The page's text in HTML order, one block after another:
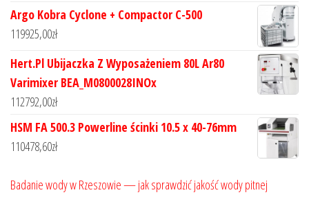
Argo Kobra Cyclone + Compactor C-500
119925,00zł
Hert.Pl Ubijaczka Z Wyposażeniem 80L Ar80
Varimixer BEA_M0800028INOx
112792,00zł
HSM FA 500.3 Powerline ścinki 10.5 x 40-76mm
110478,60zł
Badanie wody w Rzeszowie — jak sprawdzić jakość wody pitnej